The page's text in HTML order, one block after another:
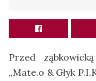
Przed
„Mate.o & Głyk